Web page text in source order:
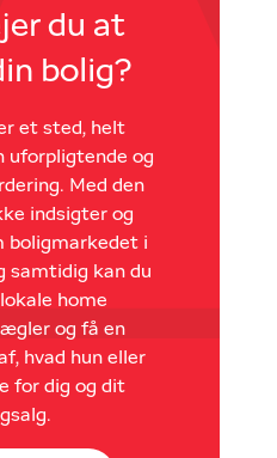
du at
bolig?
et sted, helt
uforpligtende og
Med den
indsigter og
boligmarkedet i
samtidig kan du
home
og få en
hvad hun eller
for dig og dit